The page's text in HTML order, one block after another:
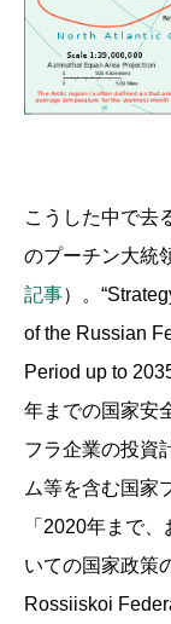
こうした中で去
のプーチン大統
記事）。
of the Russian
Period up to
年までの国家安
フラ企業の投資
ム等を含む国家
「2020年まで
いての国家政策
Rossiiskoi